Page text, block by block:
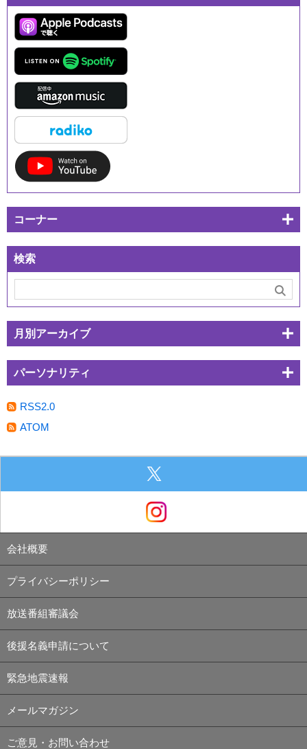
コーナー
検索
月別アーカイブ
パーソナリティ
RSS2.0
ATOM
会社概要
プライバシーポリシー
放送番組審議会
後援名義申請について
緊急地震速報
メールマガジン
ご意見・お問い合わせ